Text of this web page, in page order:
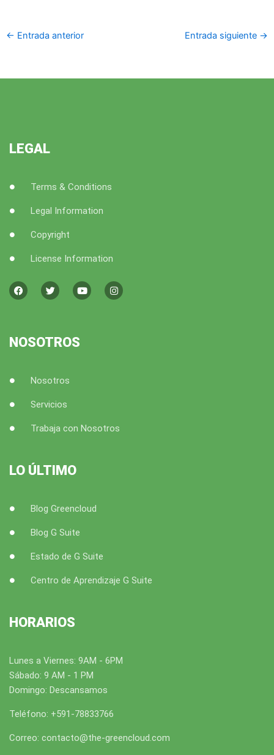
← Entrada anterior Entrada siguiente →
LEGAL
Terms & Conditions
Legal Information
Copyright
License Information
a
c
e
k
w
i
t
o
u
t
n
s
t
NOSOTROS
Nosotros
Servicios
Trabaja con Nosotros
LO ÚLTIMO
Blog Greencloud
Blog G Suite
Estado de G Suite
Centro de Aprendizaje G Suite
HORARIOS
Lunes a Viernes: 9AM - 6PM
Sábado: 9 AM - 1 PM
Domingo: Descansamos
Teléfono: +591-78833766
Correo: contacto@the-greencloud.com